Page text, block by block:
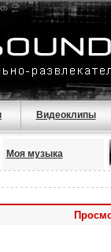
Видеоклипы
Моя музыка